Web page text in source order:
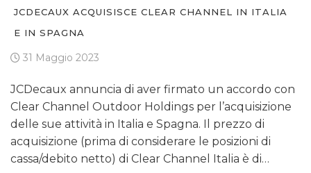
JCDECAUX ACQUISISCE CLEAR CHANNEL IN ITALIA
E IN SPAGNA
31 Maggio 2023
JCDecaux annuncia di aver firmato un accordo con
Clear Channel Outdoor Holdings per l’acquisizione
delle sue attività in Italia e Spagna. Il prezzo di
acquisizione (prima di considerare le posizioni di
cassa/debito netto) di Clear Channel Italia è di…